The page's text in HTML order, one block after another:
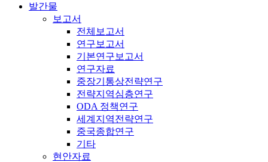
발간물
보고서
전체보고서
연구보고서
기본연구보고서
연구자료
중장기통상전략연구
전략지역심층연구
ODA 정책연구
세계지역전략연구
중국종합연구
기타
현안자료